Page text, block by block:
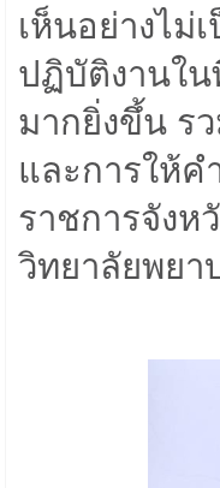
เห็นอย่างไม่
ปฏิบัติงานใน
มากยิ่งขึ้น ร
และการให้
ราชการจังห
วิทยาลัยพยา